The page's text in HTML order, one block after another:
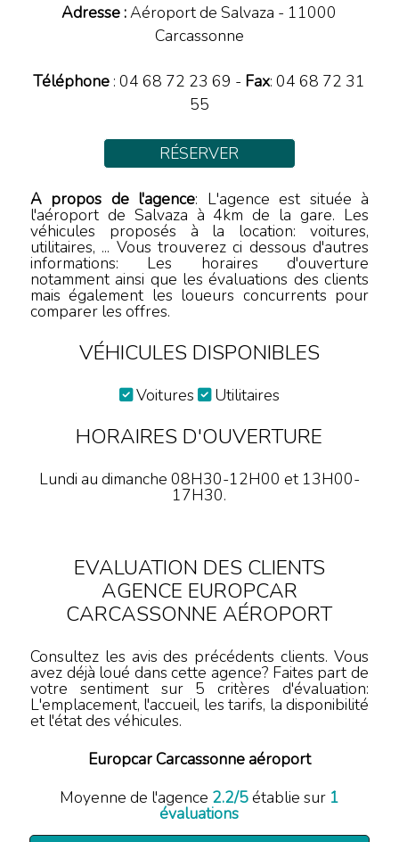
Adresse :Aéroport de Salvaza - 11000
Carcassonne
Téléphone :04 68 72 23 69 - Fax: 04 68 72 31
55
RÉSERVER
A propos de l'agence: L'agence est située à
l'aéroport de Salvaza à 4km de la gare. Les
véhicules proposés à la location: voitures,
utilitaires, ... Vous trouverez ci dessous d'autres
informations: Les horaires d'ouverture
notamment ainsi que les évaluations des clients
mais également les loueurs concurrents pour
comparer les offres.
VÉHICULES DISPONIBLES
Voitures Utilitaires
HORAIRES D'OUVERTURE
Lundi au dimanche 08H30-12H00 et 13H00-
17H30.
EVALUATION DES CLIENTS
AGENCE EUROPCAR
CARCASSONNE AÉROPORT
Consultez les avis des précédents clients. Vous
avez déjà loué dans cette agence? Faites part de
votre sentiment sur 5 critères d'évaluation:
L'emplacement, l'accueil, les tarifs, la disponibilité
et l'état des véhicules.
Europcar Carcassonne aéroport
Moyenne de l'agence 2.2/5établie sur 1
évaluations